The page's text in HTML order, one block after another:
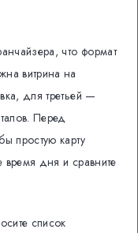
что формат
витрина на
для третьей —
Перед
простую карту
время дня и сравните
список